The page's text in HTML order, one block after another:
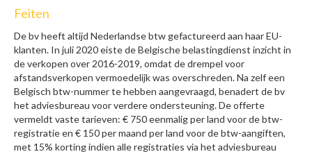
Feiten
De bv heeft altijd Nederlandse btw gefactureerd aan haar EU-
klanten. In juli 2020 eiste de Belgische belastingdienst inzicht in
de verkopen over 2016-2019, omdat de drempel voor
afstandsverkopen vermoedelijk was overschreden. Na zelf een
Belgisch btw-nummer te hebben aangevraagd, benadert de bv
het adviesbureau voor verdere ondersteuning. De offerte
vermeldt vaste tarieven: € 750 eenmalig per land voor de btw-
registratie en € 150 per maand per land voor de btw-aangiften,
met 15% korting indien alle registraties via het adviesbureau